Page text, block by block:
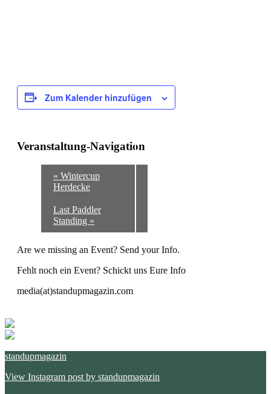
Zum Kalender hinzufügen
Veranstaltung-Navigation
« Wintercup
Herdecke
Last Paddler
Standing »
Are we missing an Event? Send your Info.
Fehlt noch ein Event? Schickt uns Eure Info
media(at)standupmagazin.com
standupmagazin
View Instagram post by standupmagazin